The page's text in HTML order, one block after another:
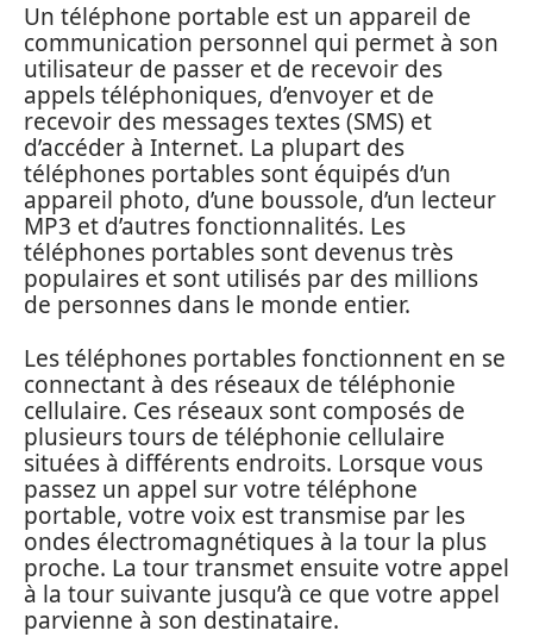
Un téléphone portable est un appareil de
communication personnel qui permet à son
utilisateur de passer et de recevoir des
appels téléphoniques, d’envoyer et de
recevoir des messages textes (SMS) et
d’accéder à Internet. La plupart des
téléphones portables sont équipés d’un
appareil photo, d’une boussole, d’un lecteur
MP3 et d’autres fonctionnalités. Les
téléphones portables sont devenus très
populaires et sont utilisés par des millions
de personnes dans le monde entier.
Les téléphones portables fonctionnent en se
connectant à des réseaux de téléphonie
cellulaire. Ces réseaux sont composés de
plusieurs tours de téléphonie cellulaire
situées à différents endroits. Lorsque vous
passez un appel sur votre téléphone
portable, votre voix est transmise par les
ondes électromagnétiques à la tour la plus
proche. La tour transmet ensuite votre appel
à la tour suivante jusqu’à ce que votre appel
parvienne à son destinataire.